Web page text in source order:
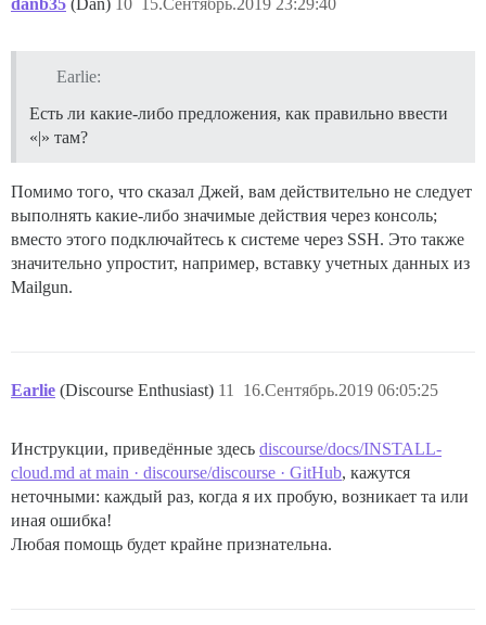
danb35 (Dan) 15.Сентябрь.2019 23:29:40
10
Earlie:
Есть ли какие-либо предложения, как правильно ввести
«|» там?
Помимо того, что сказал Джей, вам действительно не следует
выполнять какие-либо значимые действия через консоль;
вместо этого подключайтесь к системе через SSH. Это также
значительно упростит, например, вставку учетных данных из
Mailgun.
Earlie (Discourse Enthusiast) 16.Сентябрь.2019 06:05:25
11
Инструкции, приведённые здесь discourse/docs/INSTALL-
cloud.md at main · discourse/discourse · GitHub, кажутся
неточными: каждый раз, когда я их пробую, возникает та или
иная ошибка!
Любая помощь будет крайне признательна.